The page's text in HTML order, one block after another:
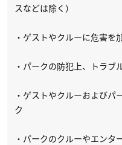
スなどは除く）
・ゲストやクルーに危害を
・パークの防犯上、トラブ
・ゲストやクルーおよびパ
ク
・パークのクルーやエン